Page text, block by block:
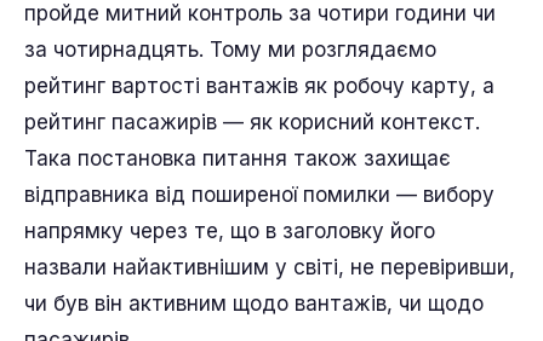
пройде митний контроль за чотири години чи
за чотирнадцять. Тому ми розглядаємо
рейтинг вартості вантажів як робочу карту, а
рейтинг пасажирів — як корисний контекст.
Така постановка питання також захищає
відправника від поширеної помилки — вибору
напрямку через те, що в заголовку його
назвали найактивнішим у світі, не перевіривши,
чи був він активним щодо вантажів, чи щодо